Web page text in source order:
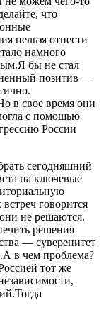
что
нельзя отнести
намного
бы не стал
позитив —
в свое время они
с помощью
России
сегодняшний
на ключевые
говорится
не решаются.
решения
— суверенитет
в чем проблема?
тот же